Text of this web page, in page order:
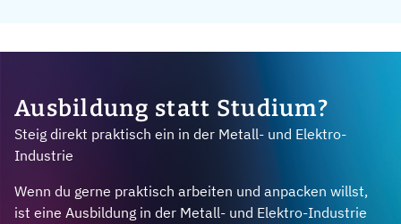
Ausbildung statt Studium?
Steig direkt praktisch ein in der Metall- und Elektro-
Industrie
Wenn du gerne praktisch arbeiten und anpacken willst,
ist eine Ausbildung in der Metall- und Elektro-Industrie